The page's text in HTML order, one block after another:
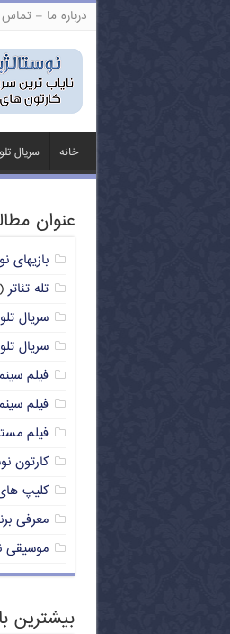
درباره ما – تماس
خانه سریال
عنوان
بازیهای
تله تئاتر
سریال
سریال
فیلم
فیلم
فیلم
کارتون
کلیپ
معرفی
موسیقی
بیشترین